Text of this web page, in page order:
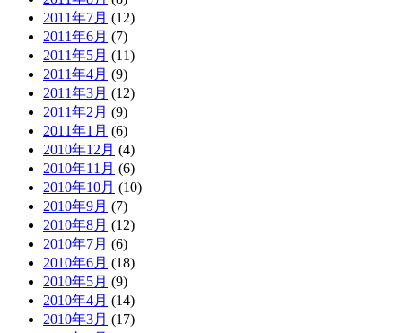
2011年7月 (12)
2011年6月 (7)
2011年5月 (11)
2011年4月 (9)
2011年3月 (12)
2011年2月 (9)
2011年1月 (6)
2010年12月 (4)
2010年11月 (6)
2010年10月 (10)
2010年9月 (7)
2010年8月 (12)
2010年7月 (6)
2010年6月 (18)
2010年5月 (9)
2010年4月 (14)
2010年3月 (17)